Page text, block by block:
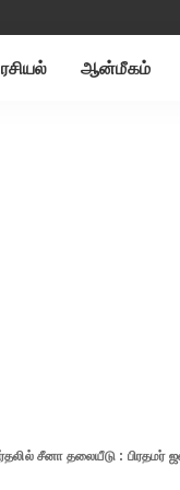
ஆன்மீகம்
சீனா தலையீடு : பிரதமர்